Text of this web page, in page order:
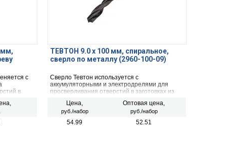
мм,
с
в
ТЕВТОН 9.0 x 100 мм, спиральное,
сверло по металлу (2960-100-09)
Сверло Тевтон используется с
аккумуляторными и электродрелями для
просверливания отверстий в заготовках из
Цена,
руб./набор
Оптовая цена,
руб./набор
54.99 52.51